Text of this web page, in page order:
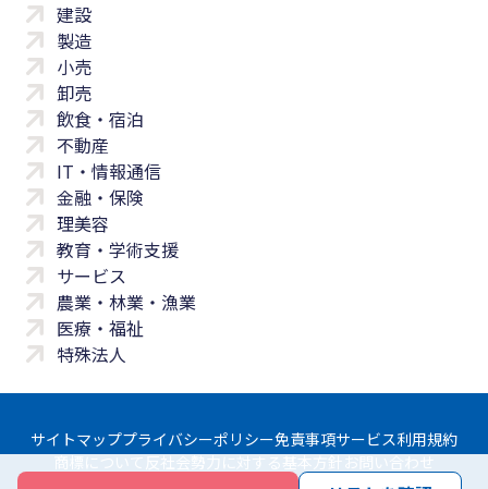
建設
製造
小売
卸売
飲食・宿泊
不動産
IT・情報通信
金融・保険
理美容
教育・学術支援
サービス
農業・林業・漁業
医療・福祉
特殊法人
サイトマッププライバシーポリシー免責事項サービス利用規約
商標について 反社会勢力に対する基本方針 お問い合わせ